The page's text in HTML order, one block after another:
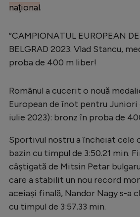
EURO 2024
Stranieri
Handbal
Natație
Formula 1
Gimnastică
naţional.
”CAMPIONATUL EUROPEAN
BELGRAD 2023. Vlad Stancu,
proba de 400 m liber!
Românul a cucerit o nouă
European de înot pentru Juniori
iulie 2023): bronz în proba de
Sportivul nostru a încheiat cele
bazin cu timpul de 3:50.21 min.
câștigată de Mitsin Petar
care a stabilit un nou record
aceiași finală, Nandor Nagy s-a
cu timpul de 3:57.33 min.